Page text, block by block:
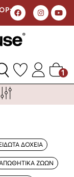
1
ΔΟΧΕΙΑ
ΖΩΩΝ